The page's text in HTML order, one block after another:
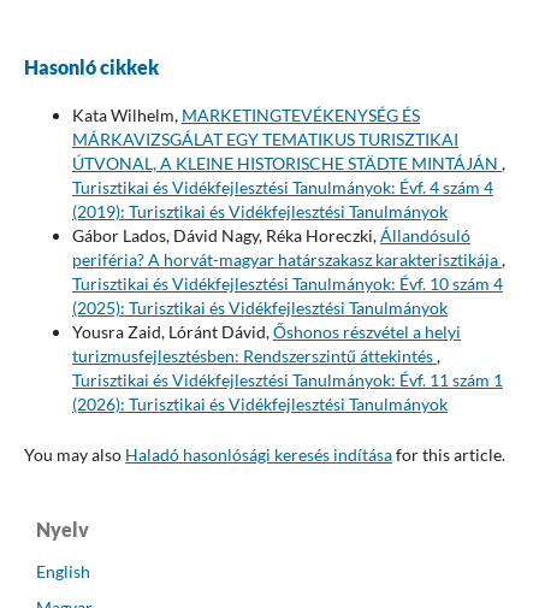
Hasonló cikkek
Kata Wilhelm, MARKETINGTEVÉKENYSÉG ÉS
MÁRKAVIZSGÁLAT EGY TEMATIKUS TURISZTIKAI
ÚTVONAL, A KLEINE HISTORISCHE STÄDTE MINTÁJÁN ,
Turisztikai és Vidékfejlesztési Tanulmányok: Évf. 4 szám 4
(2019): Turisztikai és Vidékfejlesztési Tanulmányok
Gábor Lados, Dávid Nagy, Réka Horeczki,Állandósuló
periféria? A horvát-magyar határszakasz karakterisztikája,
Turisztikai és Vidékfejlesztési Tanulmányok: Évf. 10 szám 4
(2025): Turisztikai és Vidékfejlesztési Tanulmányok
Yousra Zaid, Lóránt Dávid,Őshonos részvétel a helyi
turizmusfejlesztésben: Rendszerszintű áttekintés,
Turisztikai és Vidékfejlesztési Tanulmányok: Évf. 11 szám 1
(2026): Turisztikai és Vidékfejlesztési Tanulmányok
You may also Haladó hasonlósági keresés indításafor this article.
Nyelv
English